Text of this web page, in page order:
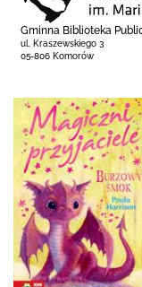
Gminna Biblioteka
ul. Kraszewskiego 3
05-806 Komorów